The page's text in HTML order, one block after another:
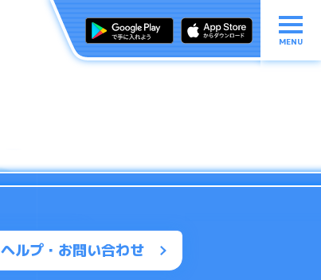
MENU
ヘルプ・お問い合わせ